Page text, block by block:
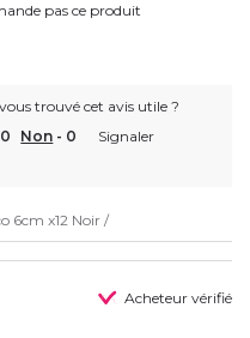
pas ce produit
trouvé cet avis utile ?
0 Non - 0 Signaler
6cm x12 Noir /
Acheteur vérifié